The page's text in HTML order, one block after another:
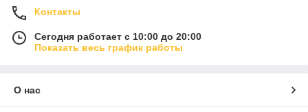
Контакты
Сегодня работает с 10:00 до 20:00
Показать весь график работы
О нас